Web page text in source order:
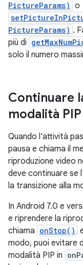
PictureParams) o
PictureParams) .
più di
solo il numero
Continuare
modalità PIP
Quando l'attività
pausa e chiama il
riproduzione video
deve continuare se
la transizione alla
In Android 7.0 e
e riprendere la
chiama onStop()
modo, puoi evitare
modalità PIP in